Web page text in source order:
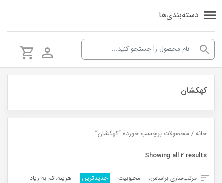
دسته‌بندی‌ها
کهکشان
خانه/ محصولات برچسب خورده “کهکشان”
Showing all 2 results
مرتب‌سازی براساس: محبوبیت جدیدترین
هزینه: کم به زیاد